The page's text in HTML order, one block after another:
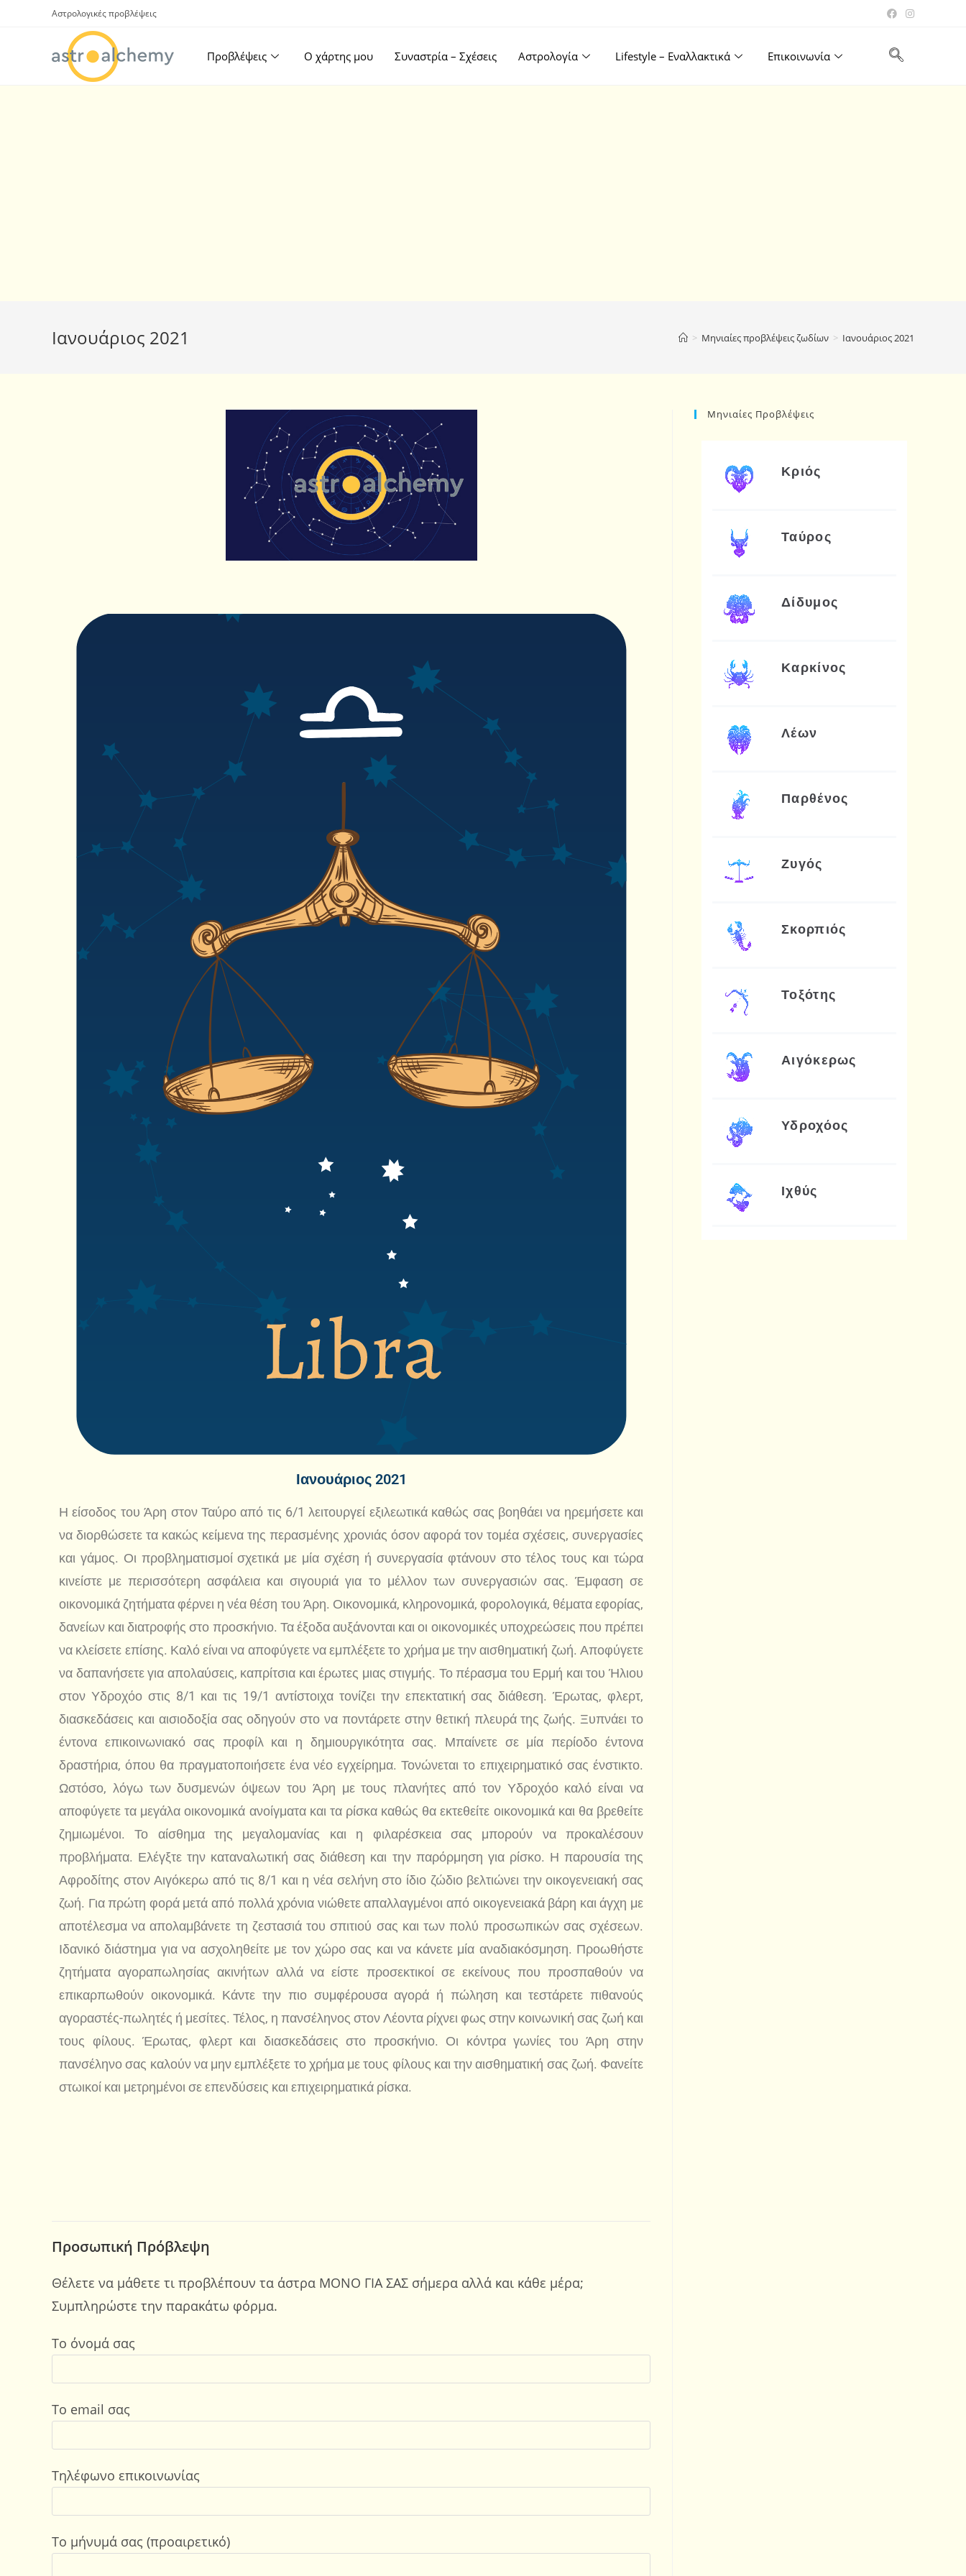
Αστρολογικές προβλέψεις
Προβλέψεις Ο χάρτης μου Συναστρία – Σχέσεις Αστρολογία Lifestyle – Εναλλακτικά Επικοινωνία
Ιανουάριος 2021 > Μηνιαίες προβλέψεις ζωδίων > Ιανουάριος 2021
Ιανουάριος 2021
Η είσοδος του Άρη στον Ταύρο από τις 6/1 λειτουργεί εξιλεωτικά καθώς σας βοηθάει να ηρεμήσετε και
να διορθώσετε τα κακώς κείμενα της περασμένης χρονιάς όσον αφορά τον τομέα σχέσεις, συνεργασίες
και γάμος. Οι προβληματισμοί σχετικά με μία σχέση ή συνεργασία φτάνουν στο τέλος τους και τώρα
κινείστε με περισσότερη ασφάλεια και σιγουριά για το μέλλον των συνεργασιών σας. Έμφαση σε
οικονομικά ζητήματα φέρνει η νέα θέση του Άρη. Οικονομικά, κληρονομικά, φορολογικά, θέματα εφορίας,
δανείων και διατροφής στο προσκήνιο. Τα έξοδα αυξάνονται και οι οικονομικές υποχρεώσεις που πρέπει
να κλείσετε επίσης. Καλό είναι να αποφύγετε να εμπλέξετε το χρήμα με την αισθηματική ζωή. Αποφύγετε
να δαπανήσετε για απολαύσεις, καπρίτσια και έρωτες μιας στιγμής. Το πέρασμα του Ερμή και του Ήλιου
στον Υδροχόο στις 8/1 και τις 19/1 αντίστοιχα τονίζει την επεκτατική σας διάθεση. Έρωτας, φλερτ,
διασκεδάσεις και αισιοδοξία σας οδηγούν στο να ποντάρετε στην θετική πλευρά της ζωής. Ξυπνάει το
έντονα επικοινωνιακό σας προφίλ και η δημιουργικότητα σας. Μπαίνετε σε μία περίοδο έντονα
δραστήρια, όπου θα πραγματοποιήσετε ένα νέο εγχείρημα. Τονώνεται το επιχειρηματικό σας ένστικτο.
Ωστόσο, λόγω των δυσμενών όψεων του Άρη με τους πλανήτες από τον Υδροχόο καλό είναι να
αποφύγετε τα μεγάλα οικονομικά ανοίγματα και τα ρίσκα καθώς θα εκτεθείτε οικονομικά και θα βρεθείτε
ζημιωμένοι. Το αίσθημα της μεγαλομανίας και η φιλαρέσκεια σας μπορούν να προκαλέσουν
προβλήματα. Ελέγξτε την καταναλωτική σας διάθεση και την παρόρμηση για ρίσκο. Η παρουσία της
Αφροδίτης στον Αιγόκερω από τις 8/1 και η νέα σελήνη στο ίδιο ζώδιο βελτιώνει την οικογενειακή σας
ζωή. Για πρώτη φορά μετά από πολλά χρόνια νιώθετε απαλλαγμένοι από οικογενειακά βάρη και άγχη με
αποτέλεσμα να απολαμβάνετε τη ζεστασιά του σπιτιού σας και των πολύ προσωπικών σας σχέσεων.
Ιδανικό διάστημα για να ασχοληθείτε με τον χώρο σας και να κάνετε μία αναδιακόσμηση. Προωθήστε
ζητήματα αγοραπωλησίας ακινήτων αλλά να είστε προσεκτικοί σε εκείνους που προσπαθούν να
επικαρπωθούν οικονομικά. Κάντε την πιο συμφέρουσα αγορά ή πώληση και τεστάρετε πιθανούς
αγοραστές-πωλητές ή μεσίτες. Τέλος, η πανσέληνος στον Λέοντα ρίχνει φως στην κοινωνική σας ζωή και
τους φίλους. Έρωτας, φλερτ και διασκεδάσεις στο προσκήνιο. Οι κόντρα γωνίες του Άρη στην
πανσέληνο σας καλούν να μην εμπλέξετε το χρήμα με τους φίλους και την αισθηματική σας ζωή. Φανείτε
στωικοί και μετρημένοι σε επενδύσεις και επιχειρηματικά ρίσκα.
Προσωπική Πρόβλεψη
Θέλετε να μάθετε τι προβλέπουν τα άστρα ΜΟΝΟ ΓΙΑ ΣΑΣ σήμερα αλλά και κάθε μέρα;
Συμπληρώστε την παρακάτω φόρμα.
Το όνομά σας
Το email σας
Τηλέφωνο επικοινωνίας
Το μήνυμά σας (προαιρετικό)
Μηνιαίες Προβλέψεις
Κριός
Ταύρος
Δίδυμος
Καρκίνος
Λέων
Παρθένος
Ζυγός
Σκορπιός
Τοξότης
Αιγόκερως
Υδροχόος
Ιχθύς